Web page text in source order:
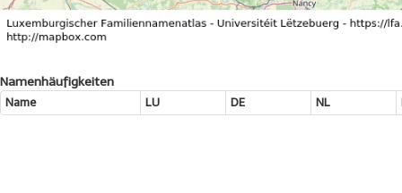
Namenhäufigkeiten
Name LU DE NL